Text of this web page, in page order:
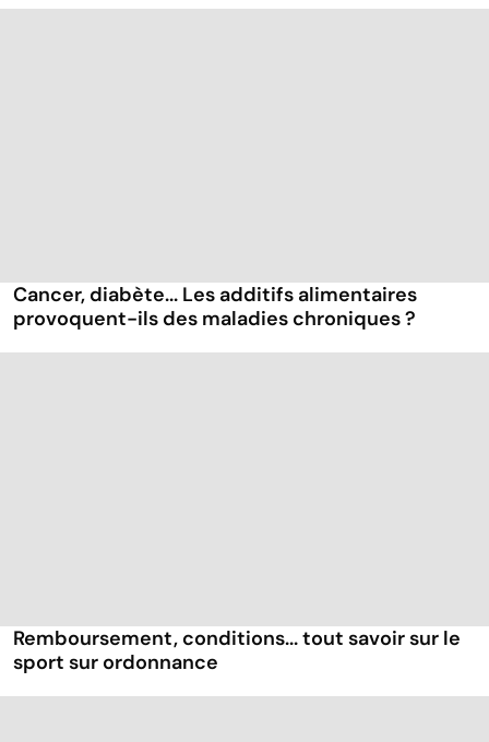
Cancer, diabète... Les additifs alimentaires
provoquent-ils des maladies chroniques ?
Remboursement, conditions... tout savoir sur le
sport sur ordonnance